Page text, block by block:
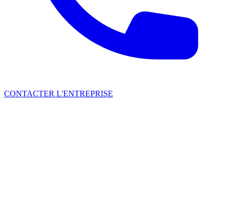
CONTACTER L'ENTREPRISE